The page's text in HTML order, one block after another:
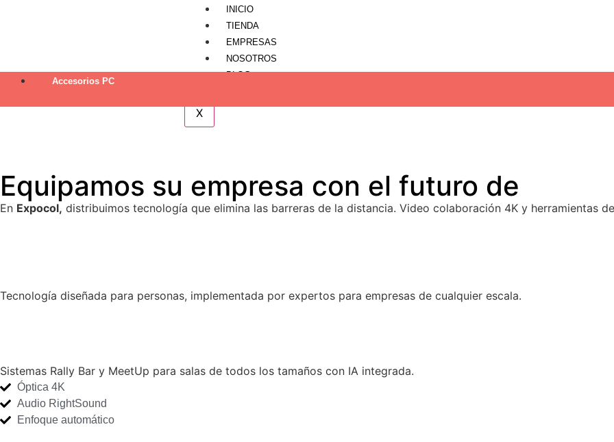
INICIO
TIENDA
EMPRESAS
NOSOTROS
BLOG
X
Accesorios PC
Empresas
Equipamos su empresa con el futuro de
En Expocol, distribuimos tecnología que elimina las barreras de la distancia. Video colaboración 4K y herramientas
Tecnología diseñada para personas, implementada por expertos para empresas de cualquier escala.
Sistemas Rally Bar y MeetUp para salas de todos los tamaños con IA integrada.
Óptica 4K
Audio RightSound
Enfoque automático